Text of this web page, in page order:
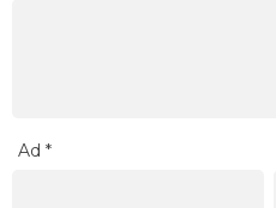
Ad *